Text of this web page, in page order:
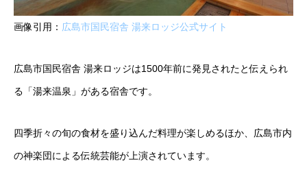
画像引用： 広島市国民宿舎 湯来ロッジ公式サイト
広島市国民宿舎 湯来ロッジは1500年前に発見されたと伝えられ
る「湯来温泉」がある宿舎です。
四季折々の旬の食材を盛り込んだ料理が楽しめるほか、広島市内
の神楽団による伝統芸能が上演されています。